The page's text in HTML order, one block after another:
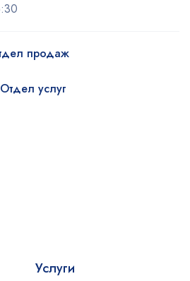
продаж
услуг
Услуги